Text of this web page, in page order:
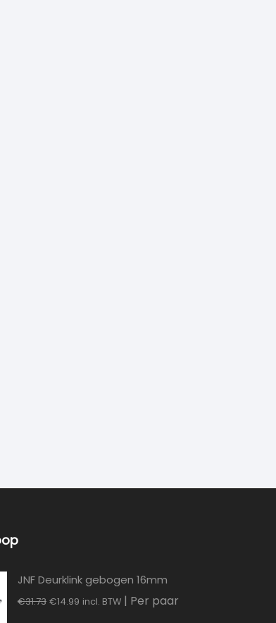
JNF Deurklink gebogen 16mm
€31.73 Oorspronkelijke
€14.99Huidige
incl. BTW | Per paar